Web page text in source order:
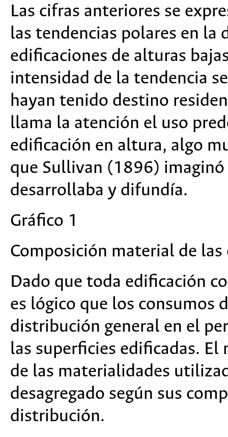
Las cifras anteriores se
las tendencias polares en la
edificaciones de alturas
intensidad de la tendencia
hayan tenido destino
llama la atención el uso
edificación en altura, algo
que Sullivan (1896)
desarrollaba y difundía.
Gráfico 1
Composición material de las
Dado que toda edificación
es lógico que los consumos
distribución general en el
las superficies edificadas.
de las materialidades
desagregado según sus
distribución.